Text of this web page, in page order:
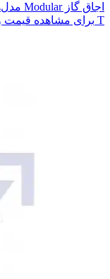
T برای مشاهده قیمت